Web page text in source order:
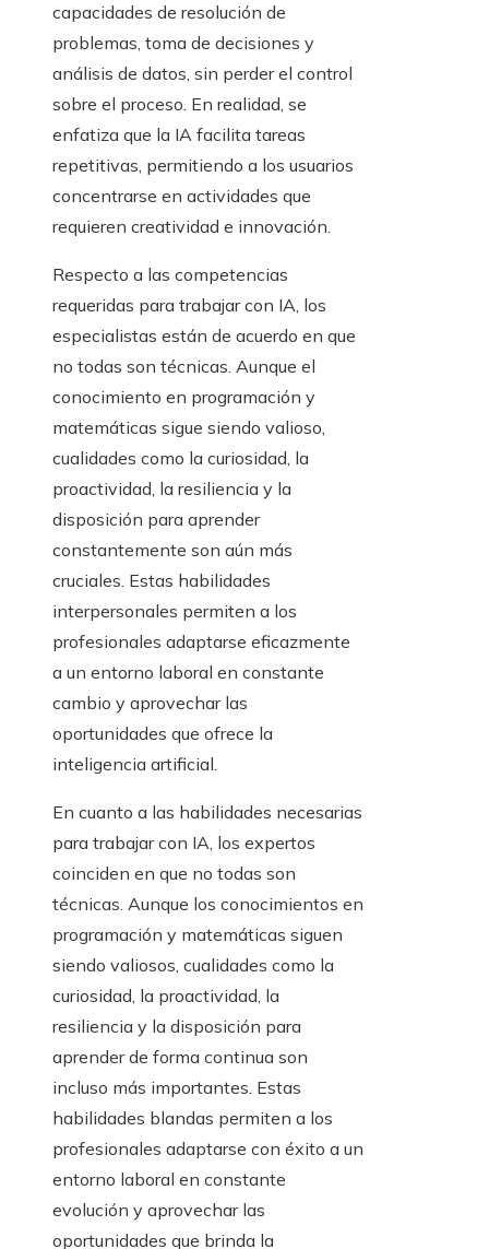
capacidades de resolución de
problemas, toma de decisiones y
análisis de datos, sin perder el control
sobre el proceso. En realidad, se
enfatiza que la IA facilita tareas
repetitivas, permitiendo a los usuarios
concentrarse en actividades que
requieren creatividad e innovación.
Respecto a las competencias
requeridas para trabajar con IA, los
especialistas están de acuerdo en que
no todas son técnicas. Aunque el
conocimiento en programación y
matemáticas sigue siendo valioso,
cualidades como la curiosidad, la
proactividad, la resiliencia y la
disposición para aprender
constantemente son aún más
cruciales. Estas habilidades
interpersonales permiten a los
profesionales adaptarse eficazmente
a un entorno laboral en constante
cambio y aprovechar las
oportunidades que ofrece la
inteligencia artificial.
En cuanto a las habilidades necesarias
para trabajar con IA, los expertos
coinciden en que no todas son
técnicas. Aunque los conocimientos en
programación y matemáticas siguen
siendo valiosos, cualidades como la
curiosidad, la proactividad, la
resiliencia y la disposición para
aprender de forma continua son
incluso más importantes. Estas
habilidades blandas permiten a los
profesionales adaptarse con éxito a un
entorno laboral en constante
evolución y aprovechar las
oportunidades que brinda la